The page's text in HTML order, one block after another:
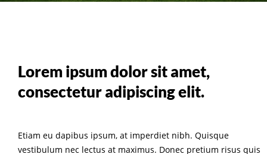
Lorem ipsum dolor sit amet,
consectetur adipiscing elit.
Etiam eu dapibus ipsum, at imperdiet nibh. Quisque
vestibulum nec lectus at maximus. Donec pretium risus quis